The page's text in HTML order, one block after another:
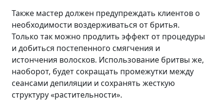
Также мастер должен предупреждать клиентов о
необходимости воздерживаться от бритья.
Только так можно продлить эффект от процедуры
и добиться постепенного смягчения и
истончения волосков. Использование бритвы же,
наоборот, будет сокращать промежутки между
сеансами депиляции и сохранять жесткую
структуру «растительности».